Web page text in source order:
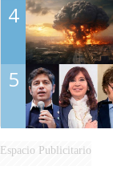
4
5
Espacio Publicitario